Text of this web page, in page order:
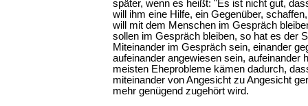
später, wenn es heißt: "Es ist nicht gut,
will ihm eine Hilfe, ein Gegenüber,
will mit dem Menschen im Gespräch
sollen im Gespräch bleiben, so hat es der
Miteinander im Gespräch sein, einander
aufeinander angewiesen sein, aufeinander
meisten Eheprobleme kämen dadurch,
miteinander von Angesicht zu Angesicht
mehr genügend zugehört wird.